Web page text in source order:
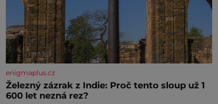
enigmaplus.cz
Železný zázrak z Indie: Proč tento sloup už 1
600 let nezná rez?